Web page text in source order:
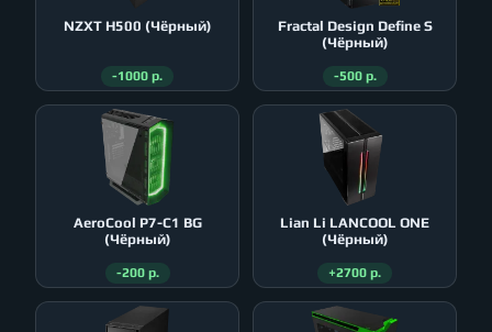
NZXT H500 (Чёрный)
-1000 р.
Fractal Design Define S
(Чёрный)
-500 р.
AeroСool P7-C1 BG
(Чёрный)
-200 р.
Lian Li LANCOOL ONE
(Чёрный)
+2700 р.